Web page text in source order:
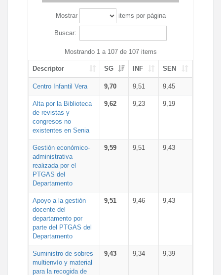
Mostrar items por página
Buscar:
Mostrando 1 a 107 de 107 items
Descriptor SG INF SEN
Centro Infantil Vera 9,70 9,51 9,45
Alta por la Biblioteca
de revistas y
congresos no
existentes en Senia
9,62 9,23 9,19
Gestión económico-
administrativa
realizada por el
PTGAS del
Departamento
9,59 9,51 9,43
Apoyo a la gestión
docente del
departamento por
parte del PTGAS del
Departamento
9,51 9,46 9,43
Suministro de sobres
multienvío y material
para la recogida de
9,43 9,34 9,39